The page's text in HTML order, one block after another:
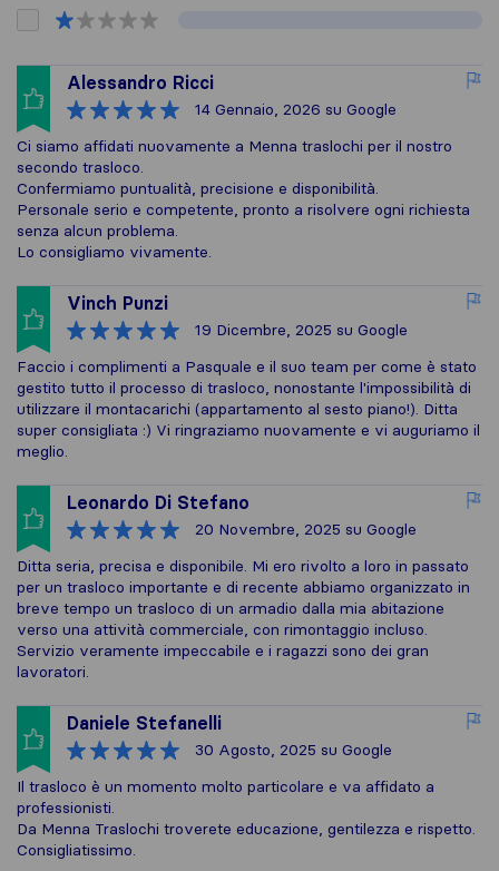
Alessandro Ricci
14 Gennaio, 2026 su Google
Ci siamo affidati nuovamente a Menna traslochi per il nostro
secondo trasloco.
Confermiamo puntualità, precisione e disponibilità.
Personale serio e competente, pronto a risolvere ogni richiesta
senza alcun problema.
Lo consigliamo vivamente.
Vinch Punzi
19 Dicembre, 2025 su Google
Faccio i complimenti a Pasquale e il suo team per come è stato
gestito tutto il processo di trasloco, nonostante l'impossibilità di
utilizzare il montacarichi (appartamento al sesto piano!). Ditta
super consigliata :) Vi ringraziamo nuovamente e vi auguriamo il
meglio.
Leonardo Di Stefano
20 Novembre, 2025 su Google
Ditta seria, precisa e disponibile. Mi ero rivolto a loro in passato
per un trasloco importante e di recente abbiamo organizzato in
breve tempo un trasloco di un armadio dalla mia abitazione
verso una attività commerciale, con rimontaggio incluso.
Servizio veramente impeccabile e i ragazzi sono dei gran
lavoratori.
Daniele Stefanelli
30 Agosto, 2025 su Google
Il trasloco è un momento molto particolare e va affidato a
professionisti.
Da Menna Traslochi troverete educazione, gentilezza e rispetto.
Consigliatissimo.